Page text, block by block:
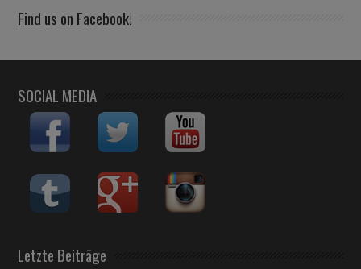
Find us on Facebook!
SOCIAL MEDIA
Letzte Beiträge